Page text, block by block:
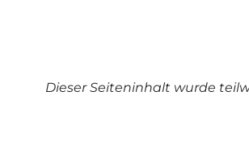
Dieser Seiteninhalt wurde